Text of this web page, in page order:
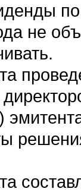
не